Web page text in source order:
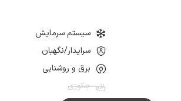
سیستم سرمایش
سرایدار/نگهبان
برق و روشنایی
جکوزی